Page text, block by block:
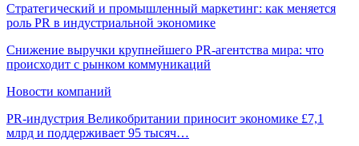
Стратегический и промышленный маркетинг: как меняется
роль PR в индустриальной экономике
Снижение выручки крупнейшего PR-агентства мира: что
происходит с рынком коммуникаций
Новости компаний
PR-индустрия Великобритании приносит экономике £7,1
млрд и поддерживает 95 тысяч…